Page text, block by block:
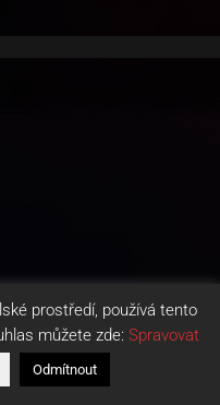
prostředí, používá tento
můžete zde: Spravovat
Odmítnout